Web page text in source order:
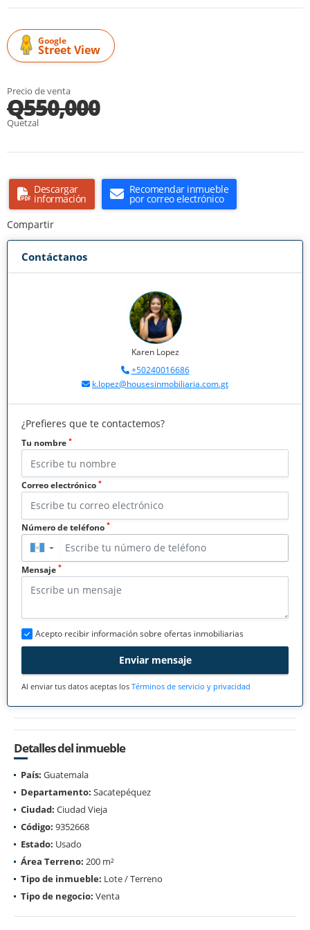
Google
Street View
Precio de venta
Q550,000
Quetzal
Descargar
información
Recomendar inmueble
por correo electrónico
Compartir
Contáctanos
Karen Lopez
+50240016686
k.lopez@housesinmobiliaria.com.gt
¿Prefieres que te contactemos?
Tu nombre *
Correo electrónico *
Número de teléfono *
▼
Mensaje *
Acepto recibir información sobre ofertas inmobiliarias
Enviar mensaje
Al enviar tus datos aceptas los Términos de servicio y privacidad
Detalles del inmueble
País: Guatemala
Departamento: Sacatepéquez
Ciudad: Ciudad Vieja
Código: 9352668
Estado: Usado
Área Terreno: 200 m²
Tipo de inmueble: Lote / Terreno
Tipo de negocio: Venta